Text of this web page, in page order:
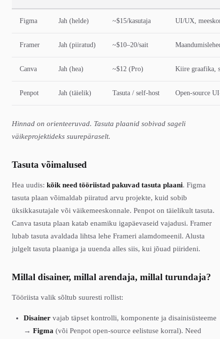
Figma Jah (helde) ~$15/kasutaja UI/UX,
Framer Jah (piiratud) ~$10–20/sait
Canva Jah (hea) ~$12 (Pro) Kiire graafika,
Penpot Jah (täielik) Tasuta / self-host Open-source
Hinnad on orienteeruvad. Tasuta plaanid sobivad sageli
väikeprojektideks suurepäraselt.
Tasuta võimalused
Hea uudis: kõik need tööriistad pakuvad tasuta plaani. Figma
tasuta plaan võimaldab piiratud arvu projekte, kuid sobib
üksikkasutajale või väikemeeskonnale. Penpot on täielikult tasuta.
Canva tasuta plaan katab enamiku igapäevaseid vajadusi. Framer
lubab tasuta avaldada lihtsa lehe Frameri alamdomeenil. Alusta
julgelt tasuta plaaniga ja uuenda alles siis, kui jõuad piirideni.
Millal disainer, millal arendaja, millal turundaja?
Tööriista valik sõltub suuresti rollist:
Disainer vajab täpset kontrolli, komponente ja disainisüsteeme
→ Figma (või Penpot open-source eelistuse korral). Need